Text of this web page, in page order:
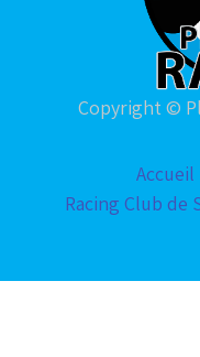
Copyright ©
Accueil
Racing Club de